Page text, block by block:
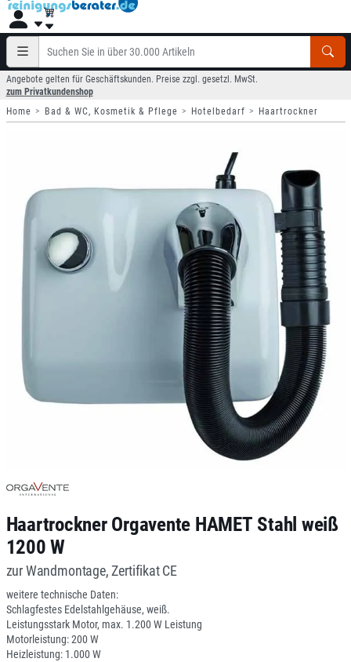
Angebote gelten für Geschäftskunden. Preise zzgl. gesetzl. MwSt.
zum Privatkundenshop
Home
Bad & WC, Kosmetik & Pflege Hotelbedarf Haartrockner
Haartrockner Orgavente HAMET Stahl weiß
1200 W
zur Wandmontage, Zertifikat CE
weitere technische Daten:
Schlagfestes Edelstahlgehäuse, weiß.
Leistungsstark Motor, max. 1.200 W Leistung
Motorleistung: 200 W
Heizleistung: 1.000 W